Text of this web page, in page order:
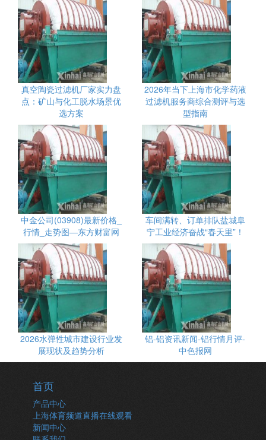
真空陶瓷过滤机厂家实力盘
点：矿山与化工脱水场景优
选方案
2026年当下上海市化学药液
过滤机服务商综合测评与选
型指南
中金公司(03908)最新价格_
行情_走势图—东方财富网
车间满转、订单排队盐城阜
宁工业经济奋战“春天里”！
2026水弹性城市建设行业发
展现状及趋势分析
铝-铝资讯新闻-铝行情月评-
中色报网
首页
产品中心
上海体育频道直播在线观看
新闻中心